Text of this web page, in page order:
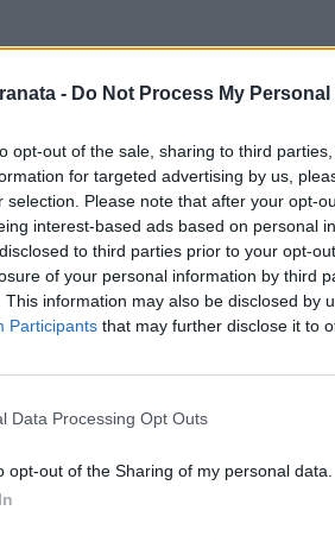
- Do Not Process My
opt-out of the sale, sharing to third
for targeted advertising by us,
selection. Please note that after your opt-
interest-based ads based on personal
to third parties prior to your opt-
of your personal information by third
This information may also be disclosed by
Participants that may further disclose it to
Data Processing Opt Outs
opt-out of the Sharing of my personal data.
Torino, ma anche il
Il numero uno granata
l'ambiente che ruota
Il presidente Iervolino ha
ufficiali del club:
Chiara Giugliano
messaggi di auguri